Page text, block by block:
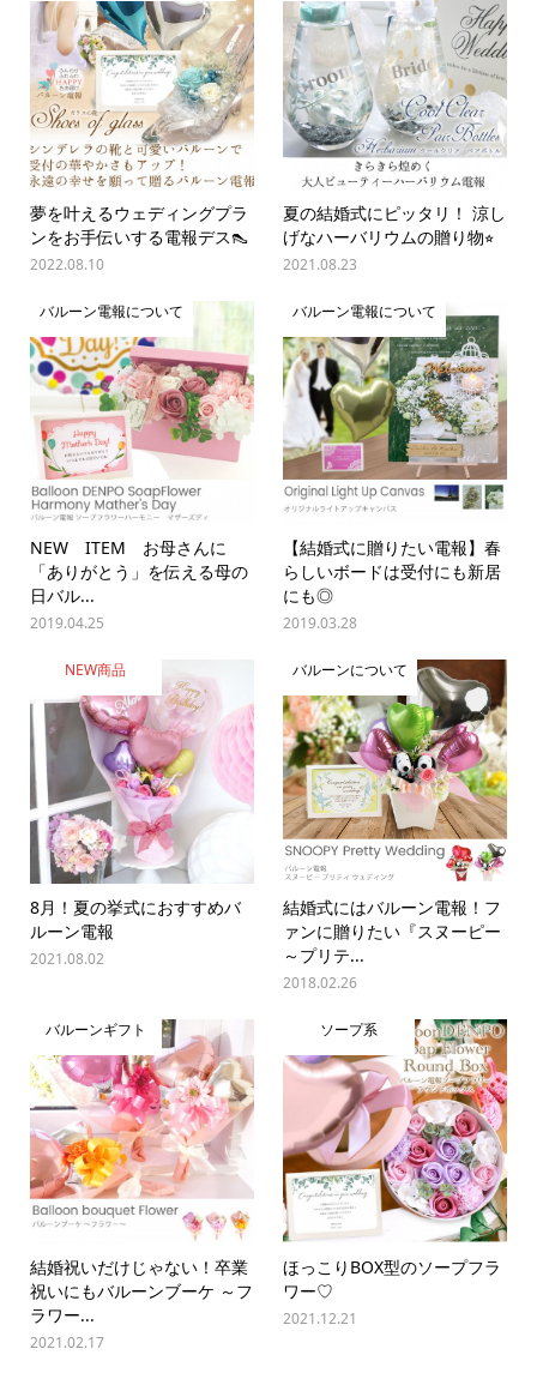
夢を叶えるウェディングプラ
ンをお手伝いする電報デス👠
2022.08.10
夏の結婚式にピッタリ！ 涼し
げなハーバリウムの贈り物⭐︎
2021.08.23
バルーン電報について
NEW ITEM お母さんに
「ありがとう」を伝える母の
日バル...
2019.04.25
バルーン電報について
【結婚式に贈りたい電報】春
らしいボードは受付にも新居
にも◎
2019.03.28
NEW商品
8月！夏の挙式におすすめバ
ルーン電報
2021.08.02
バルーンについて
結婚式にはバルーン電報！フ
ァンに贈りたい『スヌーピー
～プリテ...
2018.02.26
バルーンギフト
結婚祝いだけじゃない！卒業
祝いにもバルーンブーケ ～フ
ラワー...
2021.02.17
ソープ系
ほっこりBOX型のソープフラ
ワー♡
2021.12.21